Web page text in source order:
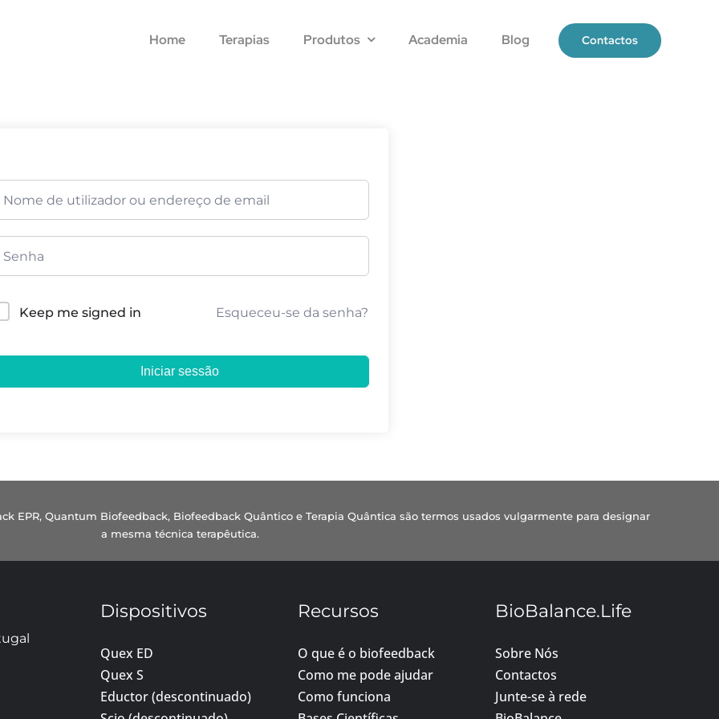
Home Terapias Produtos Academia Blog Contactos
Keep me signed in Esqueceu-se da senha?
Iniciar sessão
EPR, Quantum Biofeedback, Biofeedback Quântico e Terapia Quântica são termos usados vulgarmente para designar
a mesma técnica terapêutica.
Dispositivos
Quex ED
Quex S
Eductor (descontinuado)
Recursos
O que é o biofeedback
Como me pode ajudar
Como funciona
BioBalance.Life
Sobre Nós
Contactos
Junte-se à rede